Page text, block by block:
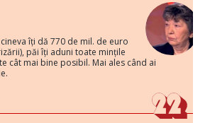
îți dă 770 de mil. de euro
păi îți aduni toate mințile
cât mai bine posibil. Mai ales când ai